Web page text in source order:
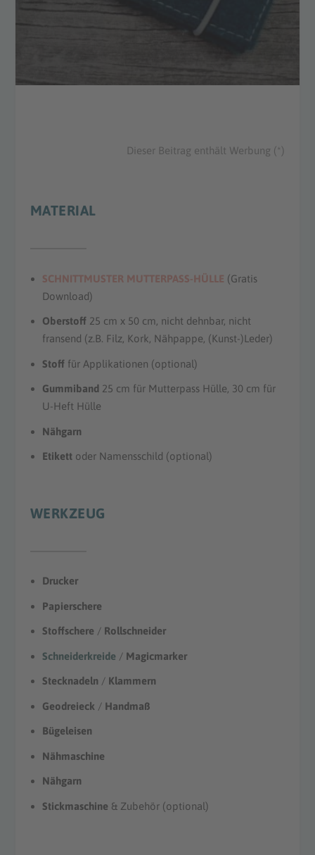
Dieser Beitrag enthält Werbung (*)
MATERIAL
SCHNITTMUSTER MUTTERPASS-HÜLLE (Gratis
Download)
Oberstoff25 cm x 50 cm, nicht dehnbar, nicht
fransend (z.B. Filz, Kork, Nähpappe, (Kunst-)Leder)
Stoff für Applikationen (optional)
Gummiband 25 cm für Mutterpass Hülle, 30 cm für
U-Heft Hülle
Nähgarn
Etikett oder Namensschild (optional)
WERKZEUG
Drucker
Papierschere
Stoffschere / Rollschneider
Schneiderkreide / Magicmarker
Stecknadeln / Klammern
Geodreieck / Handmaß
Bügeleisen
Nähmaschine
Nähgarn
Stickmaschine & Zubehör (optional)